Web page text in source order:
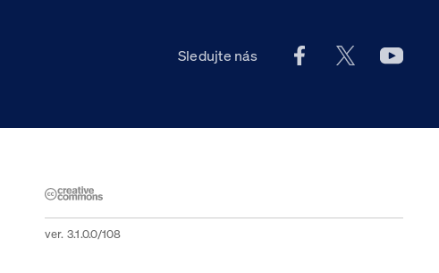
Sledujte nás Facebook účet
X účet
ver. 3.1.0.0/108